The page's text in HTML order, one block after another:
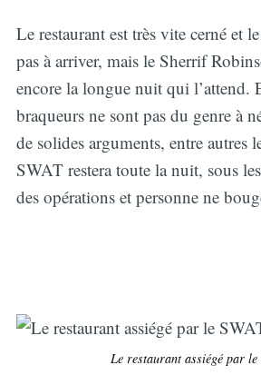
Le restaurant est très vite cerné et
pas à arriver, mais le Sherrif
encore la longue nuit qui l’attend.
braqueurs ne sont pas du genre à
de solides arguments, entre autres
SWAT restera toute la nuit, sous
des opérations et personne ne
Le restaurant assiégé par le